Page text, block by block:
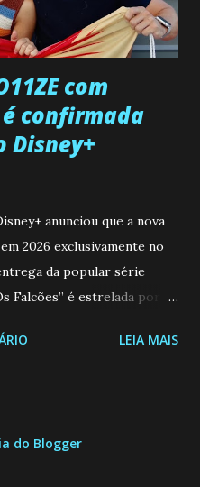
Artur informa a Gabriel
outra paciente, que está
com
confirmada
anunciou que a nova
2026 exclusivamente no
da popular série
Falcões” é estrelada por
seus personagens
de outras figuras de
LEIA MAIS
do Blogger